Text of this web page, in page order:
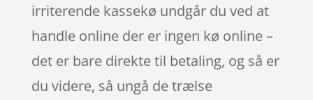
irriterende kassekø undgår du ved at
handle online der er ingen kø online –
det er bare direkte til betaling, og så er
du videre, så ungå de trælse